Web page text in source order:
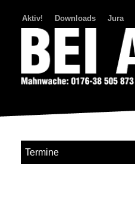
Aktiv! Downloads Jura
Termine